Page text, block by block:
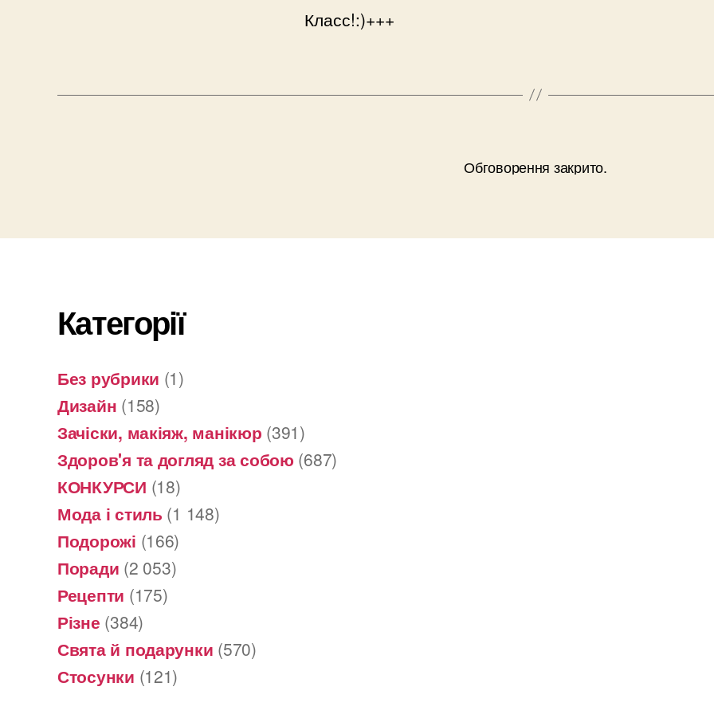
Класс!:)+++
Обговорення закрито.
Категорії
Без рубрики (1)
Дизайн (158)
Зачіски, макіяж, манікюр (391)
Здоров'я та догляд за собою (687)
КОНКУРСИ (18)
Мода і стиль (1 148)
Подорожі (166)
Поради (2 053)
Рецепти (175)
Різне (384)
Свята й подарунки (570)
Стосунки (121)